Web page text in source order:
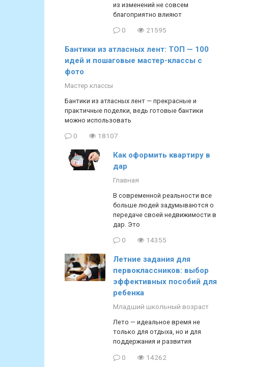
из изменений не совсем
благоприятно влияют
0 21595
Бантики из атласных лент: ТОП — 100
идей и пошаговые мастер-классы с
фото
Мастер классы
Бантики из атласных лент — прекрасные и
практичные поделки, ведь готовые бантики
можно использовать
0 18107
Как оформить квартиру в
дар
Главная
В современной реальности все
больше людей задумываются о
передаче своей недвижимости в
дар. Это
0 14355
Летние задания для
первоклассников: выбор
эффективных пособий для
ребенка
Младший школьный возраст
Лето — идеальное время не
только для отдыха, но и для
поддержания и развития
0 14262